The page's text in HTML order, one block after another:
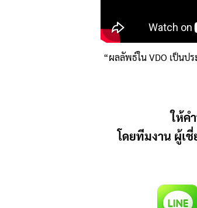
“ผลลัพธ์ใน VDO เป็น
ให้ค
โดยทีมงาน ผู้เ